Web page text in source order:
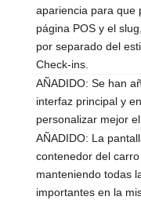
apariencia para que
página POS y el
por separado del
Check-ins.
AÑADIDO: Se han
interfaz principal y
personalizar mejor
AÑADIDO: La
contenedor del
manteniendo todas
importantes en la